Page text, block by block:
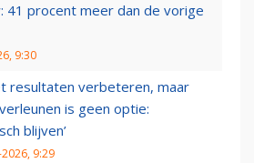
41 procent meer dan de vorige
9:30
resultaten verbeteren, maar
is geen optie:
blijven’
9:29